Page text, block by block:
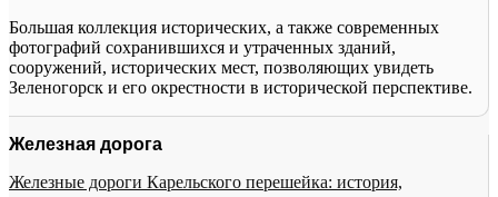
Большая коллекция исторических, а также современных
фотографий сохранившихся и утраченных зданий,
сооружений, исторических мест, позволяющих увидеть
Зеленогорск и его окрестности в исторической перспективе.
Железная дорога
Железные дороги Карельского перешейка: история,